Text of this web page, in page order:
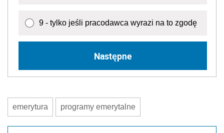
9 - tylko jeśli pracodawca wyrazi na to zgodę
Następne
emerytura programy emerytalne